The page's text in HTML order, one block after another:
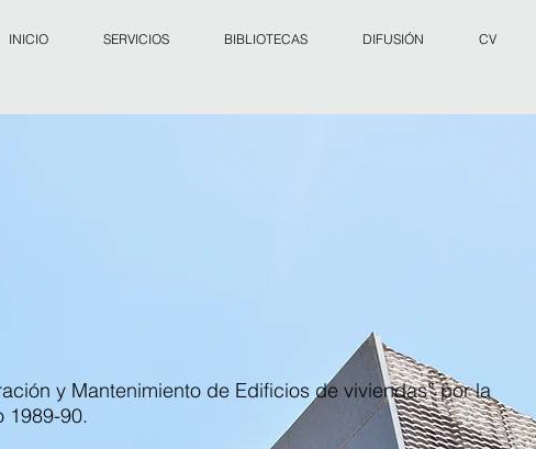
INICIO SERVICIOS BIBLIOTECAS DIFUSIÓN CV
y Mantenimiento de Edificios de viviendas” por la
1989-90.